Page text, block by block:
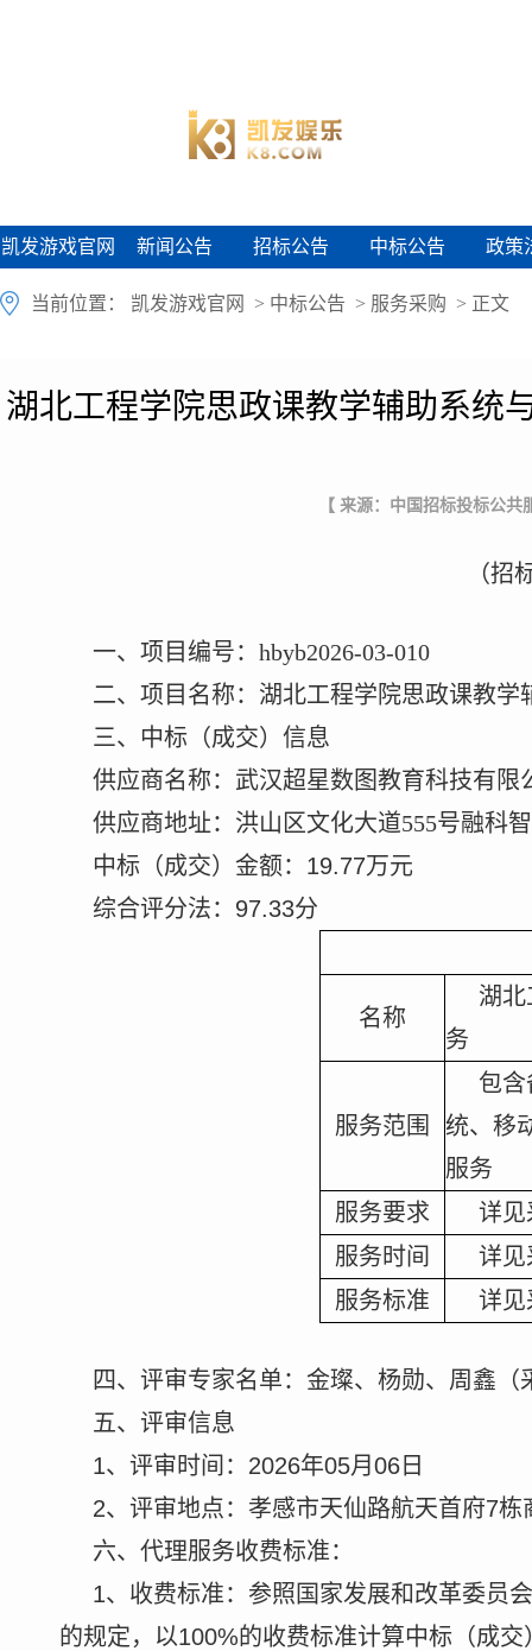
凯发游戏官网
凯发游戏官网 新闻公告
新闻公告 招标公告
招标公告 中标公告
中标公告 政策
政策
当前位置： 凯发游戏官网 > 中标公告 > 服务采购 > 正文
湖北工程学院思政课教学辅助系统
【 来源：中国招标投标公
（招
一、项目编号： hbyb2026-03-010
二、项目名称：湖北工程学院思政课教
三、 中标（成交） 信息
供应商名称：武汉超星数图教育科技有限
供应商地址：洪山区文化大道555号融科
中标（成交）金额： 19.77万元
综合评分法： 97.33分
名称
湖
务
服务范围
包
统、移
服务
服务要求
详见
服务时间
详见
服务标准
详见
四、评审专家名单： 金璨、 杨勋、周 鑫
五、评审信息
1、评审时间：2026年05月 06 日
2、评审地点：孝感市天仙路航天首府7栋
六、代理服务收费标准：
1、收费标准：参照国家发展和改革委员
的规定，以100%的收费标准计算中标（成